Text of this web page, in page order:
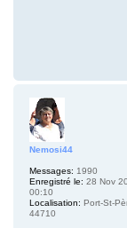
Nemosi44
Messages: 1990
Enregistré le: 28 Nov
00:10
Localisation: Port-St-
44710